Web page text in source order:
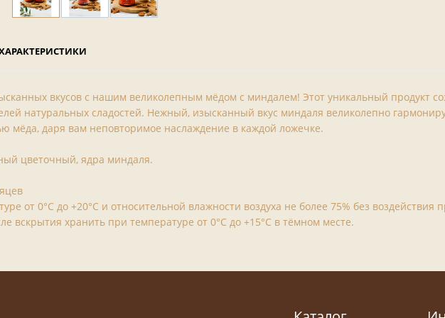
вкусов с нашим великолепным мёдом с миндалем! Этот уникальный продукт
натуральных сладостей. Нежный, изысканный вкус миндаля великолепно
мёда, даря вам неповторимое наслаждение в каждой ложечке.
цветочный, ядра миндаля.
от 0°С до +20°С и относительной влажности воздуха не более 75% без воздействия
вскрытия хранить при температуре от 0°С до +15°С в тёмном месте.